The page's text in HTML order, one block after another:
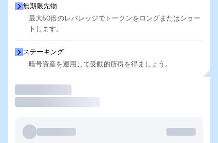
無期限先物
最大50倍のレバレッジでトークンをロングまたはショー
トします。
ステーキング
暗号資産を運用して受動的所得を得ましょう。